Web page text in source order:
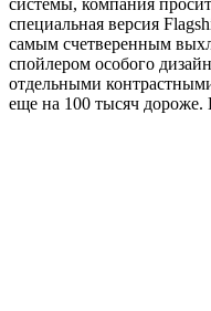
специальная версия
самым счетверенным
спойлером особого
отдельными
еще на 100 тысяч